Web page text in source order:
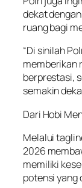
dekat
ruang bagi
“Di sinilah
memberikan
berprestasi,
semakin
Dari Hobi
Melalui
2026
memiliki
potensi yang